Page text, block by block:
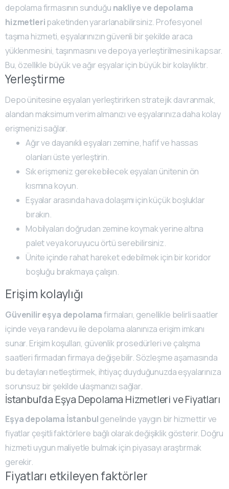
depolama firmasının sunduğu nakliye ve depolama
hizmetleripaketinden yararlanabilirsiniz. Profesyonel
taşıma hizmeti, eşyalarınızın güvenli bir şekilde araca
yüklenmesini, taşınmasını ve depoya yerleştirilmesini kapsar.
Bu, özellikle büyük ve ağır eşyalar için büyük bir kolaylıktır.
Yerleştirme
Depo ünitesine eşyaları yerleştirirken stratejik davranmak,
alandan maksimum verim almanızı ve eşyalarınıza daha kolay
erişmenizi sağlar.
Ağır ve dayanıklı eşyaları zemine, hafif ve hassas
olanları üste yerleştirin.
Sık erişmeniz gerekebilecek eşyaları ünitenin ön
kısmına koyun.
Eşyalar arasında hava dolaşımı için küçük boşluklar
bırakın.
Mobilyaları doğrudan zemine koymak yerine altına
palet veya koruyucu örtü serebilirsiniz.
Ünite içinde rahat hareket edebilmek için bir koridor
boşluğu bırakmaya çalışın.
Erişim kolaylığı
Güvenilir eşya depolamafirmaları, genellikle belirli saatler
içinde veya randevu ile depolama alanınıza erişim imkanı
sunar. Erişim koşulları, güvenlik prosedürleri ve çalışma
saatleri firmadan firmaya değişebilir. Sözleşme aşamasında
bu detayları netleştirmek, ihtiyaç duyduğunuzda eşyalarınıza
sorunsuz bir şekilde ulaşmanızı sağlar.
İstanbul’da Eşya Depolama Hizmetleri ve Fiyatları
Eşya depolama İstanbulgenelinde yaygın bir hizmettir ve
fiyatlar çeşitli faktörlere bağlı olarak değişiklik gösterir. Doğru
hizmeti uygun maliyetle bulmak için piyasayı araştırmak
gerekir.
Fiyatları etkileyen faktörler